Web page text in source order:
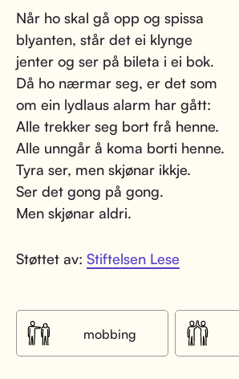
Når ho skal gå opp og spissa
blyanten, står det ei klynge
jenter og ser på bileta i ei bok.
Då ho nærmar seg, er det som
om ein lydlaus alarm har gått:
Alle trekker seg bort frå henne.
Alle unngår å koma borti henne.
Tyra ser, men skjønar ikkje.
Ser det gong på gong.
Men skjønar aldri.
Støttet av: Stiftelsen Lese
mobbing